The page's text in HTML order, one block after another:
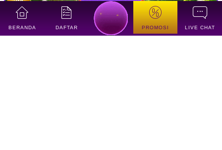
BERANDA DAFTAR PROMOSI LIVE CHAT